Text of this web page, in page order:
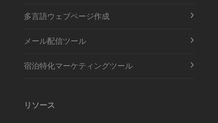
多言語ウェブページ作成
メール配信ツール
宿泊特化マーケティングツール
リソース